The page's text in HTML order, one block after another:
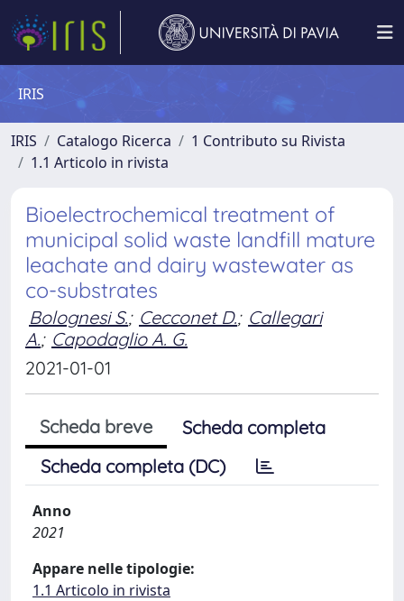
IRIS
IRIS Catalogo Ricerca
1 Contributo su Rivista
1.1 Articolo in rivista
Bioelectrochemical treatment of
municipal solid waste landfill mature
leachate and dairy wastewater as
co-substrates
Bolognesi S.; Cecconet D.; Callegari
A.; Capodaglio A. G.
2021-01-01
Scheda breve
Scheda completa
Scheda completa (DC)
Anno
2021
Appare nelle tipologie:
1.1 Articolo in rivista